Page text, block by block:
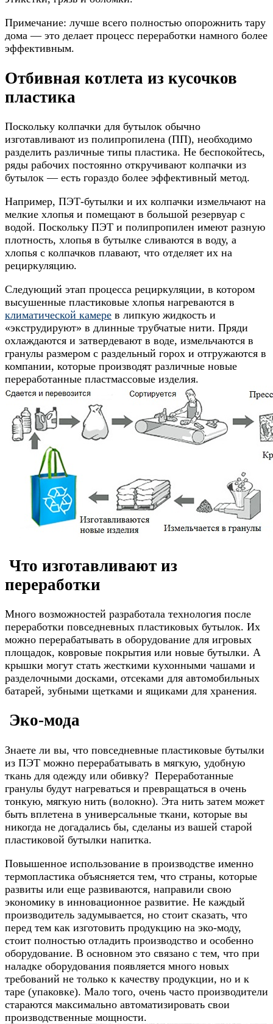
Примечание: лучше всего полностью опорожнить тару
дома — это делает процесс переработки намного более
эффективным.
Отбивная котлета из кусочков
пластика
Поскольку колпачки для бутылок обычно
изготавливают из полипропилена (ПП), необходимо
разделить различные типы пластика. Не беспокойтесь,
ряды рабочих постоянно откручивают колпачки из
бутылок — есть гораздо более эффективный метод.
Например, ПЭТ-бутылки и их колпачки измельчают на
мелкие хлопья и помещают в большой резервуар с
водой. Поскольку ПЭТ и полипропилен имеют разную
плотность, хлопья в бутылке сливаются в воду, а
хлопья с колпачков плавают, что отделяет их на
рециркуляцию.
Следующий этап процесса рециркуляции, в котором
высушенные пластиковые хлопья нагреваются в
климатической камере в липкую жидкость и
«экструдируют» в длинные трубчатые нити. Пряди
охлаждаются и затвердевают в воде, измельчаются в
гранулы размером с раздельный горох и отгружаются в
компании, которые производят различные новые
переработанные пластмассовые изделия.
Что изготавливают из
переработки
Много возможностей разработала технология после
переработки повседневных пластиковых бутылок. Их
можно перерабатывать в оборудование для игровых
площадок, ковровые покрытия или новые бутылки. А
крышки могут стать жесткими кухонными чашами и
разделочными досками, отсеками для автомобильных
батарей, зубными щетками и ящиками для хранения.
Эко-мода
Знаете ли вы, что повседневные пластиковые бутылки
из ПЭТ можно перерабатывать в мягкую, удобную
ткань для одежду или обивку? Переработанные
гранулы будут нагреваться и превращаться в очень
тонкую, мягкую нить (волокно). Эта нить затем может
быть вплетена в универсальные ткани, которые вы
никогда не догадались бы, сделаны из вашей старой
пластиковой бутылки напитка.
Повышенное использование в производстве именно
термопластика объясняется тем, что страны, которые
развиты или еще развиваются, направили свою
экономику в инновационное развитие. Не каждый
производитель задумывается, но стоит сказать, что
перед тем как изготовить продукцию на эко-моду,
стоит полностью отладить производство и особенно
оборудование. В основном это связано с тем, что при
наладке оборудования появляется много новых
требований не только к качеству продукции, но и к
таре (упаковке). Мало того, очень часто производители
стараются максимально автоматизировать свои
производственные мощности.